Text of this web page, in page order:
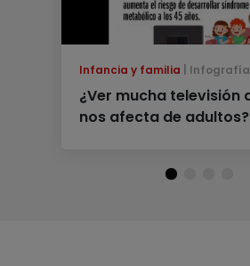
Infancia y familia Infografía
¿Ver mucha televisión
nos afecta de adultos?